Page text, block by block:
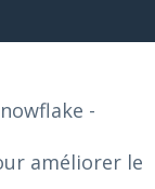
-
améliorer le